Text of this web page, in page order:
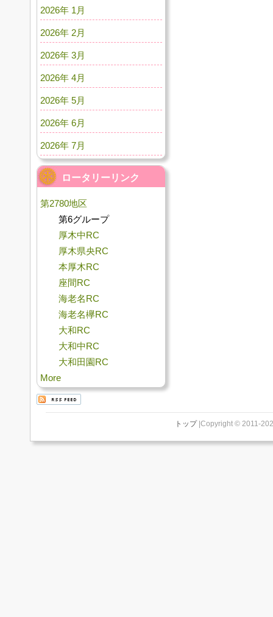
2026年 1月
2026年 2月
2026年 3月
2026年 4月
2026年 5月
2026年 6月
2026年 7月
ロータリーリンク
第2780地区
第6グループ
厚木中RC
厚木県央RC
本厚木RC
座間RC
海老名RC
海老名欅RC
大和RC
大和中RC
大和田園RC
More
トップ|Copyright © 2011-